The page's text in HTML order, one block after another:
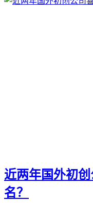
近两年国外初
名？